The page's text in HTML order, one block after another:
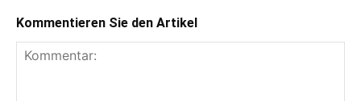
Kommentieren Sie den Artikel